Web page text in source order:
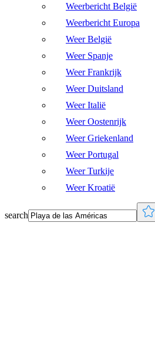
Weerbericht België
Weerbericht Europa
Weer België
Weer Spanje
Weer Frankrijk
Weer Duitsland
Weer Italië
Weer Oostenrijk
Weer Griekenland
Weer Portugal
Weer Turkije
Weer Kroatië
search